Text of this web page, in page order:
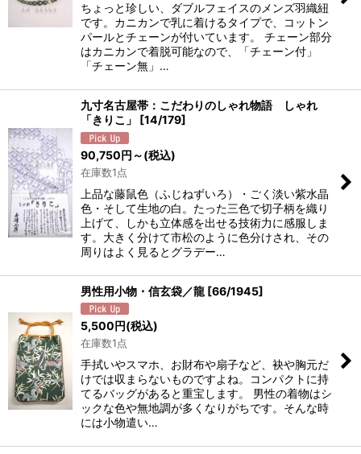
ちょっと珍しい、ダブルフェイスのメンズ羽織紐
です。カニカンで乳に着けるタイプで、コットン
パールとチェーンが付いています。 チェーン部分
はカニカンで着脱可能なので、「チェーン付」
「チェーン無」…
九寸名古屋帯：こだわりのしゃれ物語 しゃれ
「きりこ」
[14/179]
90,750円 ～(税込)
在庫数1点
上品な藤鼠色（ふじねずいろ）・ごく淡い紫水晶
色・そして生地の白。たった三色で切子柄を織り
上げて、しかも立体感を出せる技術力に感服しま
す。大きく分けて市松のように色分けされ、その
周りはよく見るとグラデー…
男性用小物・信玄袋／龍 [66/1945]
5,500円(税込)
在庫数1点
手拭いやスマホ、お財布や扇子など、袂や胸元だ
けでは収まらないものですよね。コンパクトに持
てるバッグがあると重宝します。 男性の着物はシ
ックな色や無地調が多くなりがちです。そんな時
には小物遣い…